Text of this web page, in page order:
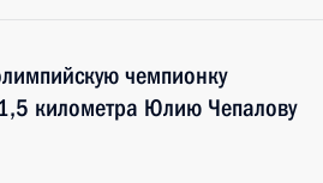
чемпионку
километра Юлию Чепалову